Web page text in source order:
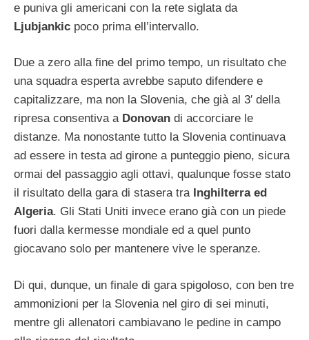
e puniva gli americani con la rete siglata da
Ljubjankic poco prima ell’intervallo.
Due a zero alla fine del primo tempo, un risultato che
una squadra esperta avrebbe saputo difendere e
capitalizzare, ma non la Slovenia, che già al 3′ della
ripresa consentiva a Donovan di accorciare le
distanze. Ma nonostante tutto la Slovenia continuava
ad essere in testa ad girone a punteggio pieno, sicura
ormai del passaggio agli ottavi, qualunque fosse stato
il risultato della gara di stasera traInghilterra ed
Algeria. Gli Stati Uniti invece erano già con un piede
fuori dalla kermesse mondiale ed a quel punto
giocavano solo per mantenere vive le speranze.
Di qui, dunque, un finale di gara spigoloso, con ben tre
ammonizioni per la Slovenia nel giro di sei minuti,
mentre gli allenatori cambiavano le pedine in campo